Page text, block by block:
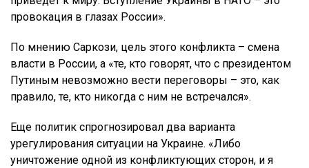
провокация в глазах России».
По мнению Саркози, цель этого конфликта – смена
власти в России, а «те, кто говорят, что с президентом
Путиным невозможно вести переговоры – это, как
правило, те, кто никогда с ним не встречался».
Еще политик спрогнозировал два варианта
урегулирования ситуации на Украине. «Либо
уничтожение одной из конфликтующих сторон, и я